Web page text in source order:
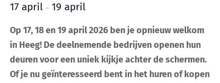
van
17 april – 19 april
Op 17, 18 en 19 april 2026 ben je opnieuw welkom
in Heeg! De deelnemende bedrijven openen hun
deuren voor een uniek kijkje achter de schermen.
Of je nu geïnteresseerd bent in het huren of kopen